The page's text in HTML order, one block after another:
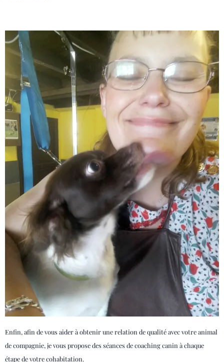
Enfin, afin de vous aider à obtenir une relation de qualité avec votre animal
de compagnie, je vous propose des séances de coaching canin à chaque
étape de votre cohabitation.